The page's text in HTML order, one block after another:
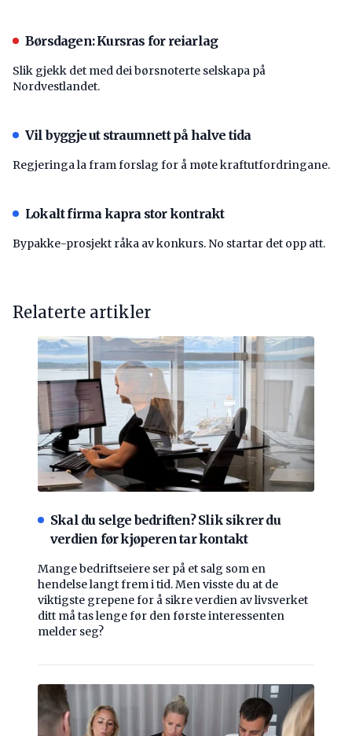
Børsdagen: Kursras for reiarlag
Slik gjekk det med dei børsnoterte selskapa på
Nordvestlandet.
Vil byggje ut straumnett på halve tida
Regjeringa la fram forslag for å møte kraftutfordringane.
Lokalt firma kapra stor kontrakt
Bypakke-prosjekt råka av konkurs. No startar det opp att.
Relaterte artikler
Skal du selge bedriften? Slik sikrer du
verdien før kjøperen tar kontakt
Mange bedriftseiere ser på et salg som en
hendelse langt frem i tid. Men visste du at de
viktigste grepene for å sikre verdien av livsverket
ditt må tas lenge før den første interessenten
melder seg?